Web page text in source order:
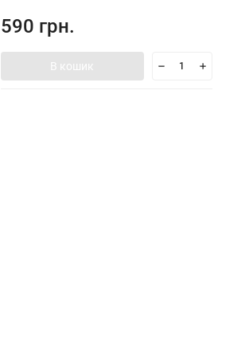
590 грн.
В кошик